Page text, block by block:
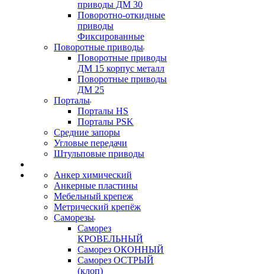
приводы ДМ 30
Поворотно-откидные
приводы
Фиксированные
Поворотные приводы
Поворотные приводы
ДМ 15 корпус металл
Поворотные приводы
ДМ 25
Порталы
Порталы HS
Порталы PSK
Средние запоры
Угловые передачи
Штульповые приводы
Анкер химический
Анкерные пластины
Мебельный крепеж
Метрический крепёж
Саморезы
Саморез
КРОВЕЛЬНЫЙ
Саморез ОКОННЫЙ
Саморез ОСТРЫЙ
(клоп)